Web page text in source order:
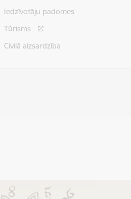
Iedzīvotāju padomes
Tūrisms
Civilā aizsardzība